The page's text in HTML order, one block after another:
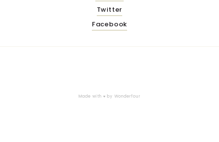
Twitter
Facebook
Made with ♥ by Wonderfour